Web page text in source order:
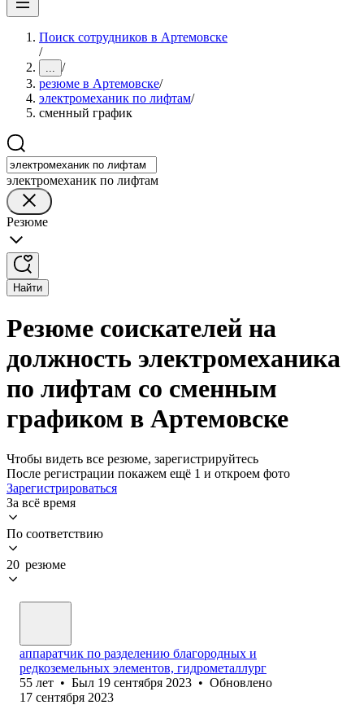
Поиск сотрудников в Артемовске
/
... /
резюме в Артемовске/
электромеханик по лифтам/
сменный график
электромеханик по лифтам
Резюме
Найти
Резюме соискателей на
должность электромеханика
по лифтам со сменным
графиком в Артемовске
Чтобы видеть все резюме, зарегистрируйтесь
После регистрации покажем ещё 1 и откроем фото
Зарегистрироваться
За всё время
По соответствию
20 резюме
аппаратчик по разделению благородных и
редкоземельных элементов, гидрометаллург
55 лет • Был 19 сентября 2023 • Обновлено
17 сентября 2023